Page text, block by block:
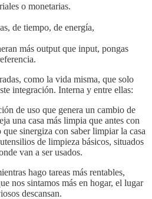
o monetarias.
de tiempo, de energía,
más output que input, pongas
como la vida misma, que solo
integración. Interna y entre ellas:
de uso que genera un cambio de
una casa más limpia que antes con
sinergiza con saber limpiar la casa
de limpieza básicos, situados
van a ser usados.
hago tareas más rentables,
nos sintamos más en hogar, el lugar
descansan.